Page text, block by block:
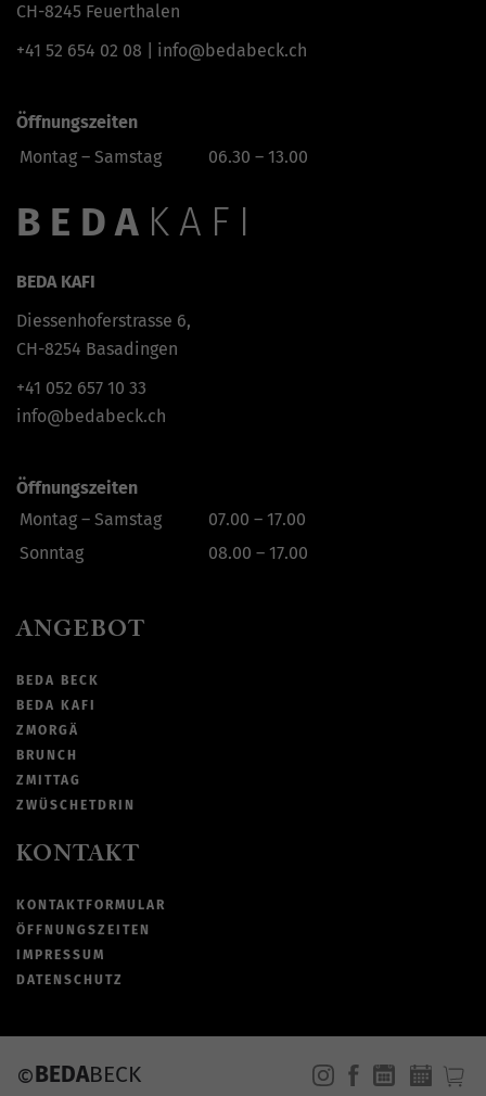
CH-8245 Feuerthalen
+41 52 654 02 08
info@bedabeck.ch
Öffnungszeiten
Montag – Samstag
06.30 – 13.00
BEDA KAFI
BEDA KAFI
Diessenhoferstrasse 6,
CH-8254 Basadingen
+41 052 657 10 33
info@bedabeck.ch
Öffnungszeiten
Montag – Samstag
07.00 – 17.00
Sonntag
08.00 – 17.00
ANGEBOT
BEDA BECK
BEDA KAFI
ZMORGÄ
BRUNCH
ZMITTAG
ZWÜSCHETDRIN
KONTAKT
KONTAKTFORMULAR
ÖFFNUNGSZEITEN
IMPRESSUM
DATENSCHUTZ
©BEDABECK